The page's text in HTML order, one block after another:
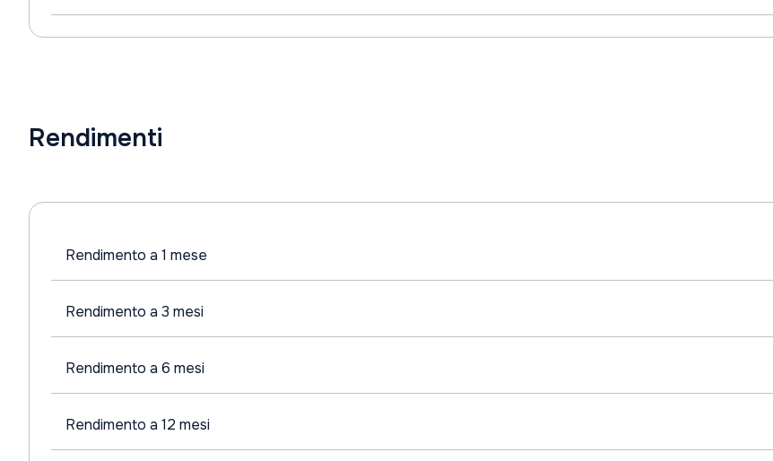
Rendimenti
Rendimento a 1 mese
Rendimento a 3 mesi
Rendimento a 6 mesi
Rendimento a 12 mesi